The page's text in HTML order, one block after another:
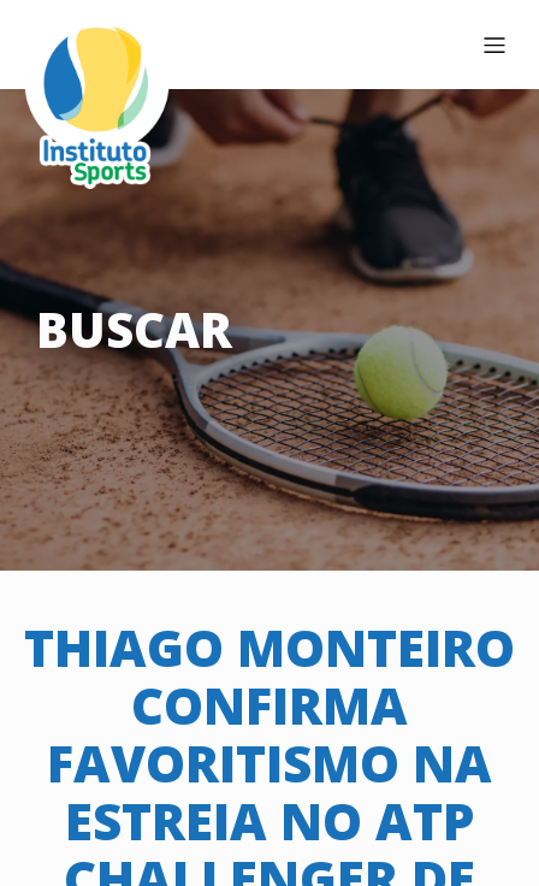
BUSCAR
THIAGO MONTEIRO
CONFIRMA
FAVORITISMO NA
ESTREIA NO ATP